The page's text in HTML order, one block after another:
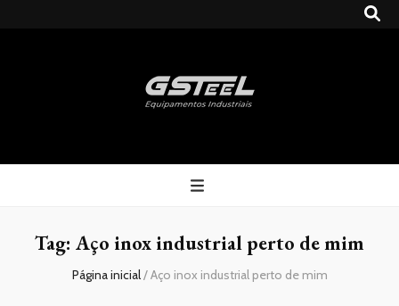
Gsteel
Tag: Aço inox industrial perto de mim
Página inicial/Aço inox industrial perto de mim